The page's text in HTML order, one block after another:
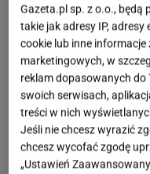
Syn
ojca.
Gazeta.pl sp. z o.o., będą
takie jak adresy IP,
cookie lub inne
marketingowych, w
reklam dopasowanych do
swoich serwisach,
treści w nich
Jeśli nie chcesz wyrazić
chcesz wycofać zgodę
„Ustawień